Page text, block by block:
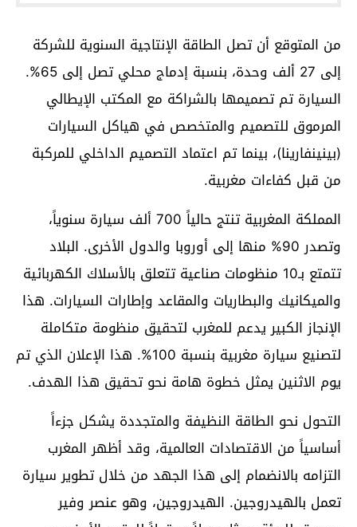
من المتوقع أن تصل الطاقة الإنتاجية السنوية للشركة
إلى 27 ألف وحدة، بنسبة إدماج محلي تصل إلى 65%.
السيارة تم تصميمها بالشراكة مع المكتب الإيطالي
المرموق للتصميم والمتخصص في هياكل السيارات
(بينينفارينا)، بينما تم اعتماد التصميم الداخلي للمركبة
من قبل كفاءات مغربية.
المملكة المغربية تنتج حالياً 700 ألف سيارة سنوياً،
وتصدر 90% منها إلى أوروبا والدول الأخرى. البلاد
تتمتع بـ10 منظومات صناعية تتعلق بالأسلاك الكهربائية
والميكانيك والبطاريات والمقاعد وإطارات السيارات. هذا
الإنجاز الكبير يدعم للمغرب لتحقيق منظومة متكاملة
لتصنيع سيارة مغربية بنسبة 100%. هذا الإعلان الذي تم
يوم الاثنين يمثل خطوة هامة نحو تحقيق هذا الهدف.
التحول نحو الطاقة النظيفة والمتجددة يشكل جزءاً
أساسياً من الاقتصادات العالمية، وقد أظهر المغرب
التزامه بالانضمام إلى هذا الجهد من خلال تطوير سيارة
تعمل بالهيدروجين. الهيدروجين، وهو عنصر وفير